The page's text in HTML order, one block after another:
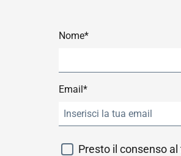
Nome*
Email*
Presto il consenso